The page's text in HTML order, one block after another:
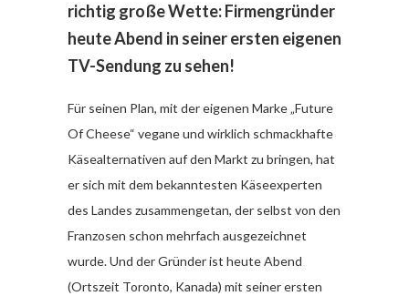
richtig große Wette: Firmengründer
heute Abend in seiner ersten eigenen
TV-Sendung zu sehen!
Für seinen Plan, mit der eigenen Marke „Future
Of Cheese“ vegane und wirklich schmackhafte
Käsealternativen auf den Markt zu bringen, hat
er sich mit dem bekanntesten Käseexperten
des Landes zusammengetan, der selbst von den
Franzosen schon mehrfach ausgezeichnet
wurde. Und der Gründer ist heute Abend
(Ortszeit Toronto, Kanada) mit seiner ersten